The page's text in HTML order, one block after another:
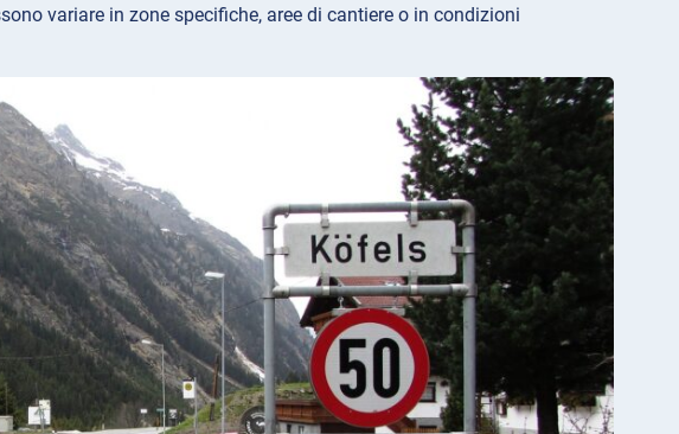
variare in zone specifiche, aree di cantiere o in condizioni